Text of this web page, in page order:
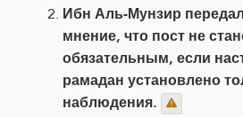
Ибн Аль-Мунзир
мнение, что пост не
обязательным, если
рамадан установлено
наблюдения.